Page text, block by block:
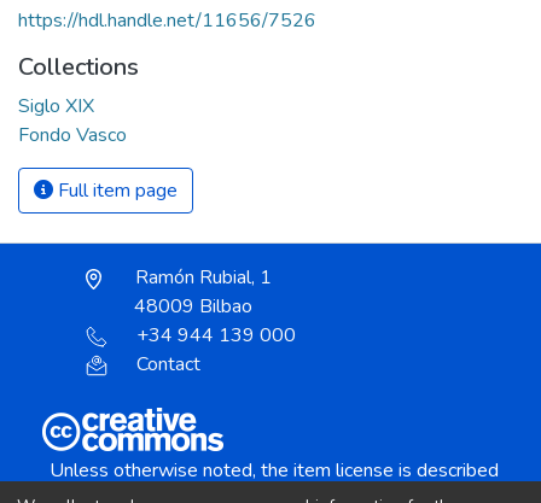
https://hdl.handle.net/11656/7526
Collections
Siglo XIX
Fondo Vasco
Full item page
Ramón Rubial, 1
48009 Bilbao
+34 944 139 000
Contact
Unless otherwise noted, the item license is described